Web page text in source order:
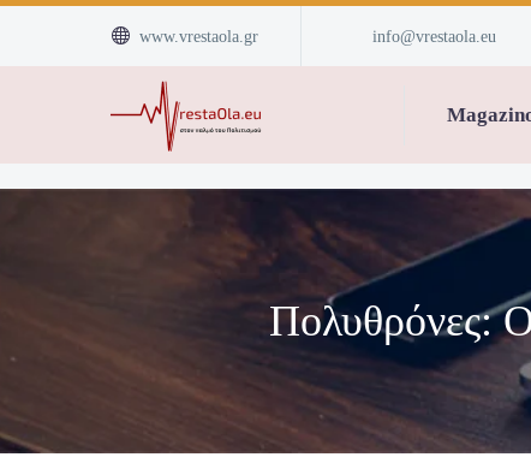

 www.vrestaola.gr info@vrestaola.eu
Πολυθρόνες: